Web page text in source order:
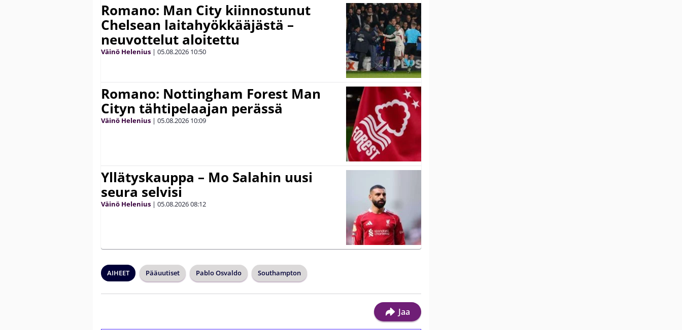
Romano: Man City kiinnostunut
Chelsean laitahyökkääjästä –
neuvottelut aloitettu
Väinö Helenius | 05.08.2026 10:50
Romano: Nottingham Forest Man
Cityn tähtipelaajan perässä
Väinö Helenius | 05.08.2026 10:09
Yllätyskauppa – Mo Salahin uusi
seura selvisi
Väinö Helenius | 05.08.202608:12
AIHEET Pääuutiset Pablo Osvaldo Southampton
Jaa